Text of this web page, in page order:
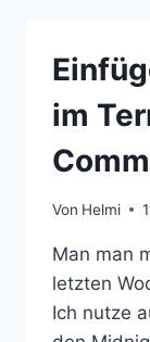
im
Von Helmi
Man man
letzten
Ich nutze